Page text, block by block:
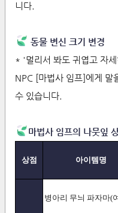
니다.
동물 변신 크기 변경
* '멀리서 봐도 귀엽고 자
NPC [마법사 임프]에게 말
수 있습니다.
마법사 임프의 나뭇잎
상점 아이템명
병아리 무늬 파자마(